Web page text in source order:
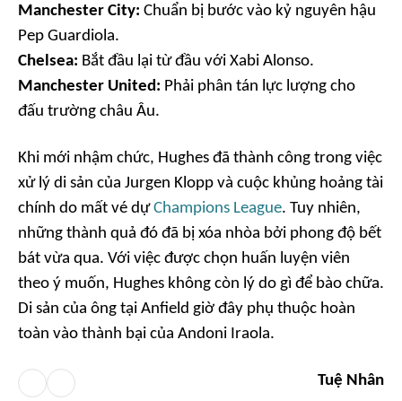
Manchester City: Chuẩn bị bước vào kỷ nguyên hậu
Pep Guardiola.
Chelsea: Bắt đầu lại từ đầu với Xabi Alonso.
Manchester United: Phải phân tán lực lượng cho
đấu trường châu Âu.
Khi mới nhậm chức, Hughes đã thành công trong việc
xử lý di sản của Jurgen Klopp và cuộc khủng hoảng tài
chính do mất vé dựChampions League. Tuy nhiên,
những thành quả đó đã bị xóa nhòa bởi phong độ bết
bát vừa qua. Với việc được chọn huấn luyện viên
theo ý muốn, Hughes không còn lý do gì để bào chữa.
Di sản của ông tại Anfield giờ đây phụ thuộc hoàn
toàn vào thành bại của Andoni Iraola.
Tuệ Nhân